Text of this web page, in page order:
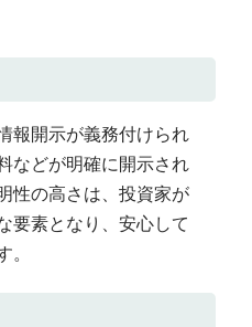
報開示が義務付けられ
などが明確に開示され
性の高さは、投資家が
要素となり、安心して
。